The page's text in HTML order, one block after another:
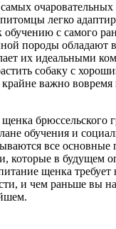
легко
с самого
породы обладают
их идеальными
собаку с
важно вовремя
брюссельского
обучения и
все основные
которые в будущем
щенка требует
и чем раньше вы